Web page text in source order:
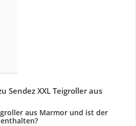
Sendez XXL Teigroller aus
aus Marmor und ist der